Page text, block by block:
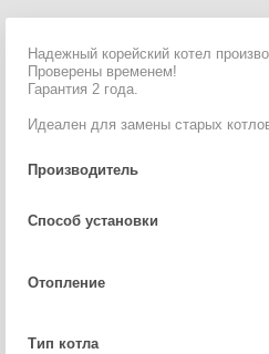
Надежный корейский котел
Проверены временем!
Гарантия 2 года.
Идеален для замены старых
Производитель
Способ установки
Отопление
Тип котла